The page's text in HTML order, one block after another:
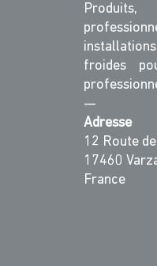
froides
—
Adresse
12 Route
17460
France